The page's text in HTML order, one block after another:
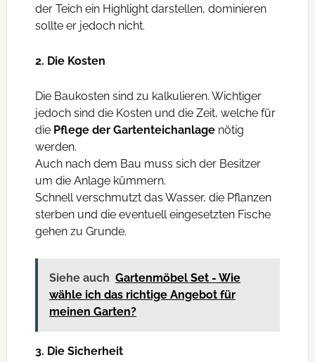
der Teich ein Highlight darstellen, dominieren
sollte er jedoch nicht.
2. Die Kosten
Die Baukosten sind zu kalkulieren. Wichtiger
jedoch sind die Kosten und die Zeit, welche für
die Pflege der Gartenteichanlagenötig
werden.
Auch nach dem Bau muss sich der Besitzer
um die Anlage kümmern.
Schnell verschmutzt das Wasser, die Pflanzen
sterben und die eventuell eingesetzten Fische
gehen zu Grunde.
Siehe auch Gartenmöbel Set - Wie
wähle ich das richtige Angebot für
meinen Garten?
3. Die Sicherheit